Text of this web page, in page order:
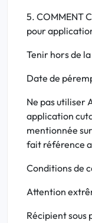
5. COMMENT
pour
Tenir hors de
Date de
Ne pas utiliser
application
mentionnée
fait référence
Conditions de
Attention
Récipient sous